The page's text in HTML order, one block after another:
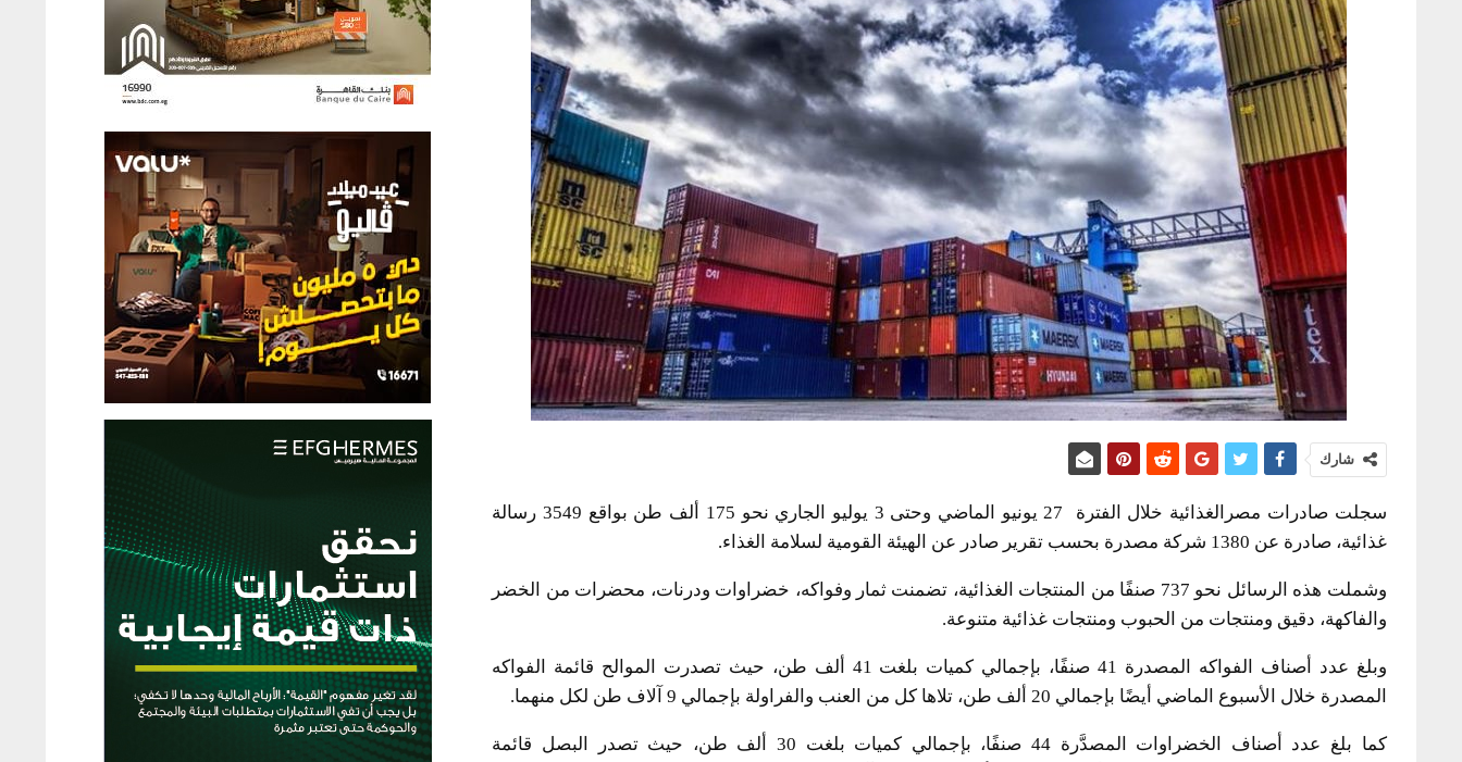
شارك
سجلت صادرات مصرالغذائية خلال الفترة 27 يونيو الماضي وحتى 3 يوليو الجاري نحو 175 ألف طن بواقع 3549 رسالة
غذائية، صادرة عن 1380 شركة مصدرة بحسب تقرير صادر عن الهيئة القومية لسلامة الغذاء.
وشملت هذه الرسائل نحو 737 صنفًا من المنتجات الغذائية، تضمنت ثمار وفواكه، خضراوات ودرنات، محضرات من الخضر
والفاكهة، دقيق ومنتجات من الحبوب ومنتجات غذائية متنوعة.
وبلغ عدد أصناف الفواكه المصدرة 41 صنفًا، بإجمالي كميات بلغت 41 ألف طن، حيث تصدرت الموالح قائمة الفواكه
المصدرة خلال الأسبوع الماضي أيضًا بإجمالي 20 ألف طن، تلاها كل من العنب والفراولة بإجمالي 9 آلاف طن لكل منهما.
كما بلغ عدد أصناف الخضراوات المصدَّرة 44 صنفًا، بإجمالي كميات بلغت 30 ألف طن، حيث تصدر البصل قائمة